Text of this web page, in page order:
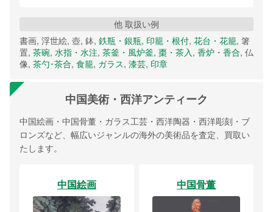
他 取扱い例
書画, 浮世絵, 壺, 鉢, 鉄瓶・銀瓶, 印籠・根付, 花台・花籠, 箸
置, 茶碗, 水指・水注, 茶釜・風炉釜, 棗・茶入, 香炉・香合, 仏
像, 茶勺･茶合, 食籠, ガラス, 漆芸, 印章
中国美術・西洋アンティーク
中国絵画・中国骨董・ガラス工芸・西洋陶器・西洋彫刻・ブ
ロンズなど、幅広いジャンルの海外の美術品を査定、買取い
たします。
中国絵画 中国骨董